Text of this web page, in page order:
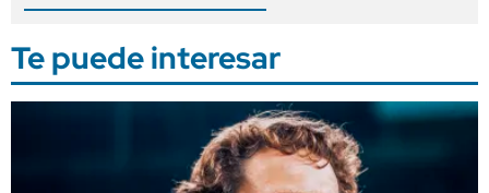
Te puede interesar